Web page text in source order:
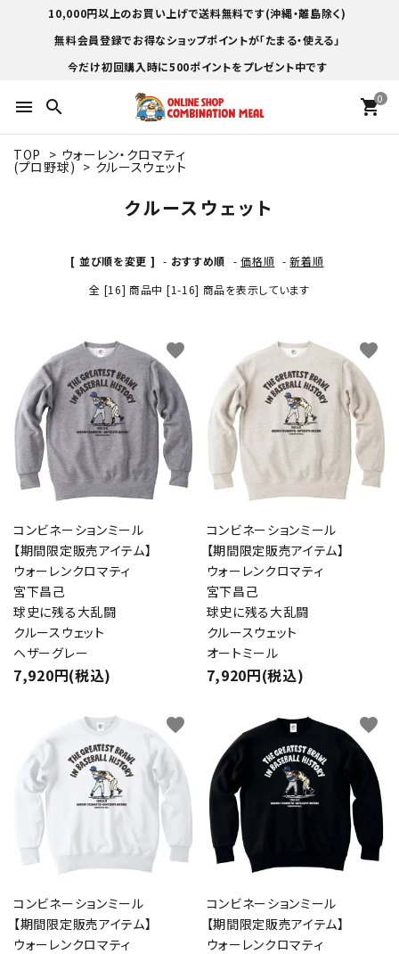
10,000円以上のお買い上げで送料無料です(沖縄・離島除く)
無料会員登録でお得なショップポイントが「たまる・使える」
今だけ初回購入時に500ポイントをプレゼント中です
menu search 0
shopping_cart
TOP > ウォーレン・クロマティ
(プロ野球) > クルースウェット
クルースウェット
[ 並び順を変更 ] - おすすめ順 -価格順 -新着順
全 [16] 商品中 [1-16] 商品を表示しています
コンビネーションミール
【期間限定販売アイテム】
ウォーレンクロマティ
宮下昌己
球史に残る大乱闘
クルースウェット
ヘザーグレー
7,920円(税込)
favorite
コンビネーションミール
【期間限定販売アイテム】
ウォーレンクロマティ
宮下昌己
球史に残る大乱闘
クルースウェット
オートミール
7,920円(税込)
favorite
コンビネーションミール
【期間限定販売アイテム】
ウォーレンクロマティ
favorite
コンビネーションミール
【期間限定販売アイテム】
ウォーレンクロマティ
favorite